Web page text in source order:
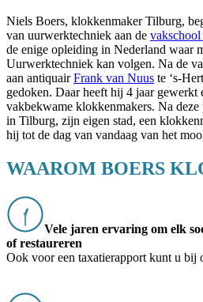
Niels Boers, klokkenmaker Tilburg,
van uurwerktechniek aan de
de enige opleiding in Nederland waar
Uurwerktechniek kan volgen. Na de
aan antiquairFrank van Nuus te ‘s-
gedoken. Daar heeft hij 4 jaar gewerkt
vakbekwame klokkenmakers. Na
in Tilburg, zijn eigen stad, een
hij tot de dag van vandaag van het
WAAROM BOERS
Vele jaren ervaring om elk
of restaureren
Ook voor een taxatierapport kunt u bij